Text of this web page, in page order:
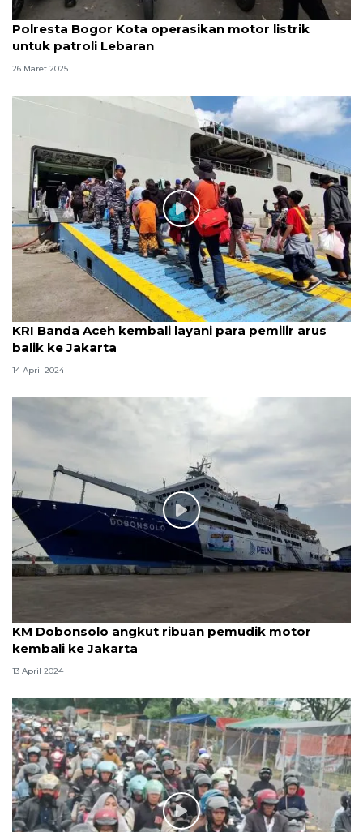
Polresta Bogor Kota operasikan motor listrik
untuk patroli Lebaran
26 Maret 2025
KRI Banda Aceh kembali layani para pemilir arus
balik ke Jakarta
14 April 2024
KM Dobonsolo angkut ribuan pemudik motor
kembali ke Jakarta
13 April 2024